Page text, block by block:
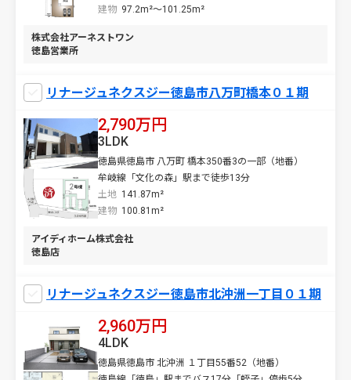
建物 97.2m²～101.25m²
株式会社アーネストワン
徳島営業所
リナージュネクスジー徳島市八万町橋本０１期
2,790万円
徳島県徳島市 八万町 橋本350番3の一部（地番）
牟岐線「文化の森」駅まで徒歩13分
土地 141.87m²
3LDK
建物 100.81m²
アイディホーム株式会社
徳島店
リナージュネクスジー徳島市北沖洲一丁目０１期
2,960万円
徳島県徳島市 北沖洲 １丁目55番52（地番）
4LDK